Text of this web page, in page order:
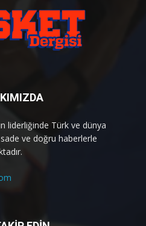
liderliğinde Türk ve dünya
ve doğru haberlerle